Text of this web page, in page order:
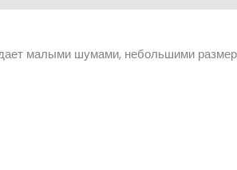
малыми шумами, небольшими